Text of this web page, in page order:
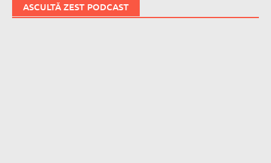
ASCULTĂ ZEST PODCAST